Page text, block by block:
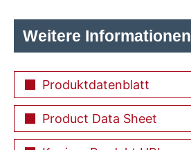
Weitere Informationen
Produktdatenblatt
Product Data Sheet